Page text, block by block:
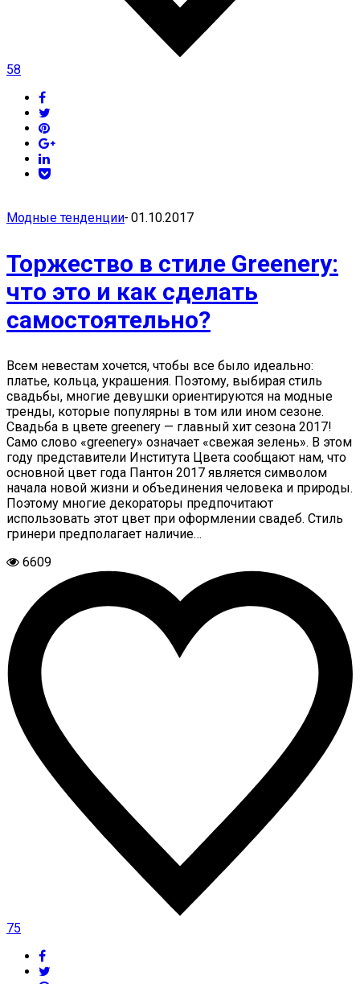
58
Модные тенденции- 01.10.2017
Торжество в стиле Greenery:
что это и как сделать
самостоятельно?
Всем невестам хочется, чтобы все было идеально:
платье, кольца, украшения. Поэтому, выбирая стиль
свадьбы, многие девушки ориентируются на модные
тренды, которые популярны в том или ином сезоне.
Свадьба в цвете greenery — главный хит сезона 2017!
Само слово «greenery» означает «свежая зелень». В этом
году представители Института Цвета сообщают нам, что
основной цвет года Пантон 2017 является символом
начала новой жизни и объединения человека и природы.
Поэтому многие декораторы предпочитают
использовать этот цвет при оформлении свадеб. Стиль
гринери предполагает наличие…
6609
75